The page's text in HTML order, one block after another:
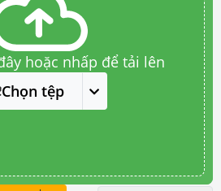
hoặc nhấp để tải lên
Chọn tệp